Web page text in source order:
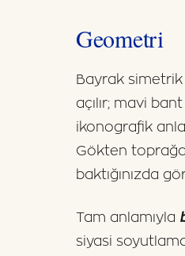
Geometri
Bayrak simetrik
açılır; mavi
ikonografik
Gökten
baktığınızda
Tam anlamıyla
siyasi